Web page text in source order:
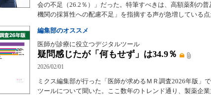
会の不足（26.2％）」だった。特筆すべきは、高額薬剤の
機関の採算性への配慮不足」を指摘する声が急増している点
編集部のオススメ
医師が診療に役立つデジタルツール
疑問感じたが「何もせず」は34.9％
2026/02/01
ミクス編集部が行った「医師が求めるＭＲ調査2026年版」
ツールについて聞いた。ここ数年のトレンド通り、製薬企